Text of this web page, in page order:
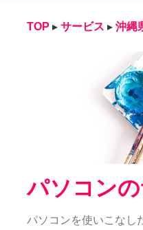
TOP ▸ サービス ▸ 沖縄
パソコン
パソコンを使いこなし